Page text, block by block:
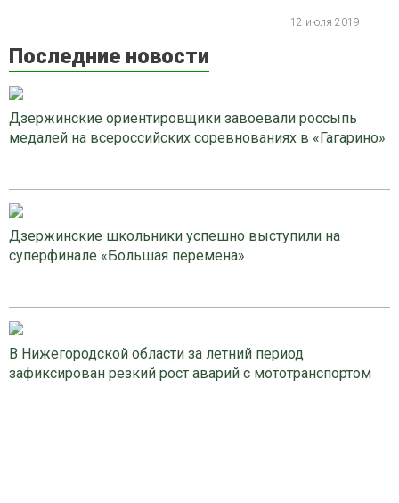
12 июля 2019
Последние новости
Дзержинские ориентировщики завоевали россыпь
медалей на всероссийских соревнованиях в «Гагарино»
Дзержинские школьники успешно выступили на
суперфинале «Большая перемена»
В Нижегородской области за летний период
зафиксирован резкий рост аварий с мототранспортом